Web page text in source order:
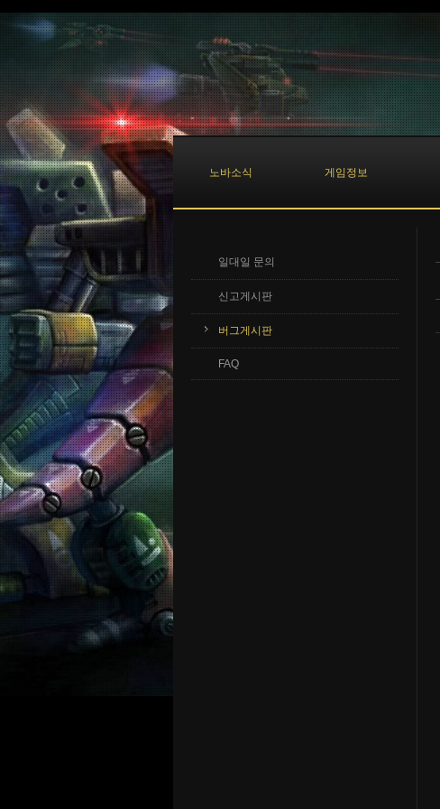
노바소식 게임정보
일대일 문의
신고게시판
버그게시판
FAQ
Sketchbook5, 스케치북5
Sketchbook5, 스케치북5